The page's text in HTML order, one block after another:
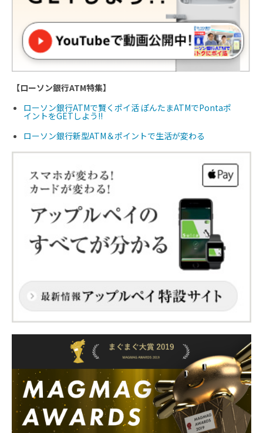
【ローソン銀行ATM特集】
ローソン銀行ATMで賢くポイ活 ぽんたまATMでPontaポ
イントをGETしよう!!
ローソン銀行新型ATM＆ポイントで生活が変わる